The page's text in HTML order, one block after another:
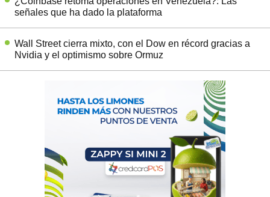
señales que ha dado la plataforma
Wall Street cierra mixto, con el Dow en récord gracias a
Nvidia y el optimismo sobre Ormuz